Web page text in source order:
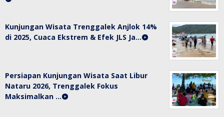
Kunjungan Wisata Trenggalek Anjlok 14%
di 2025, Cuaca Ekstrem & Efek JLS Ja…
Persiapan Kunjungan Wisata Saat Libur
Nataru 2026, Trenggalek Fokus
Maksimalkan …